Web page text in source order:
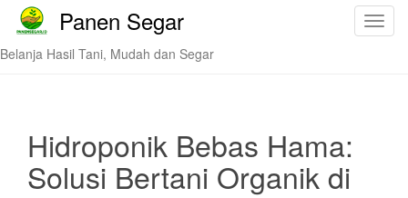
T
Panen Segar
Belanja Hasil Tani, Mudah dan Segar
Hidroponik Bebas Hama:
Solusi Bertani Organik di